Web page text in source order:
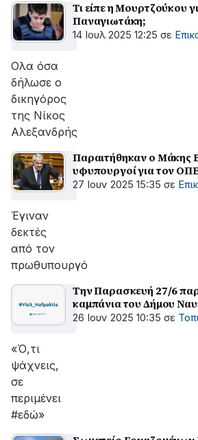
Τι είπε η Μουρτζούκου
Παναγιωτάκη;
14 Ιουλ 2025 12:25 σε
Ολα όσα
δήλωσε ο
δικηγόρος
της Νίκος
Αλεξανδρής
Παραιτήθηκαν ο Μάκης
υφυπουργοί για τον
27 Ιουν 2025 15:35 σε
Έγιναν
δεκτές
από τον
πρωθυπουργό
Την Παρασκευή 27/6
καμπάνια του Δήμου
26 Ιουν 2025 10:35 σε
«Ό,τι
ψάχνεις,
σε
περιμένει
#εδώ»